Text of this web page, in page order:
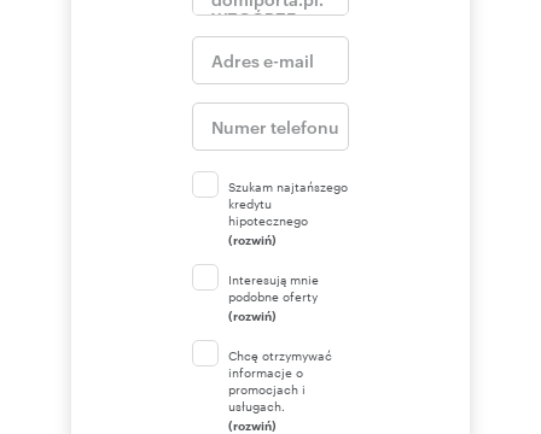
Szukam najtańszego
kredytu
hipotecznego
(rozwiń)
Interesują mnie
podobne oferty
(rozwiń)
Chcę otrzymywać
informacje o
promocjach i
usługach.
(rozwiń)